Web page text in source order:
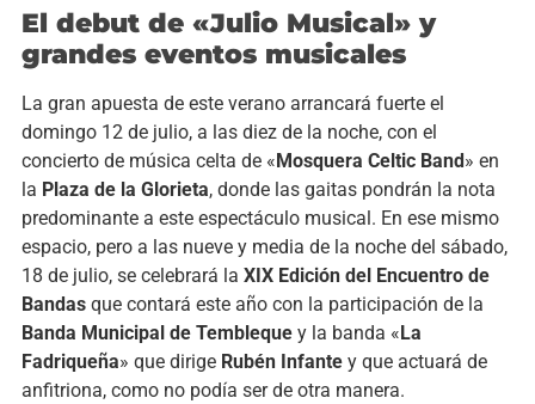
El debut de «Julio Musical» y
grandes eventos musicales
La gran apuesta de este verano arrancará fuerte el
domingo 12 de julio, a las diez de la noche, con el
concierto de música celta de « Mosquera Celtic Band » en
la Plaza de la Glorieta, donde las gaitas pondrán la nota
predominante a este espectáculo musical. En ese mismo
espacio, pero a las nueve y media de la noche del sábado,
18 de julio, se celebrará la XIX Edición del Encuentro de
Bandasque contará este año con la participación de la
Banda Municipal de Temblequey la banda « La
Fadriqueña» que dirige Rubén Infantey que actuará de
anfitriona, como no podía ser de otra manera.